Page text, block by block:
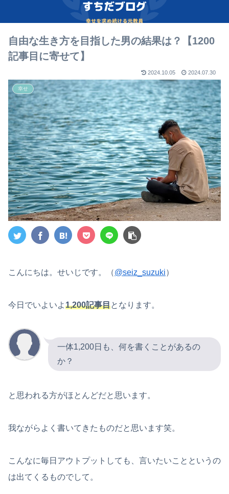
自由な生き方を目指した男の結果は？【1200
記事目に寄せて】
2024.10.05 2024.07.30
幸せ
こんにちは。せいじです。（@seiz_suzuki）
今日でいよいよ1,200記事目となります。
一体1,200日も、何を書くことがあるの
か？
と思われる方がほとんどだと思います。
我ながらよく書いてきたものだと思います笑。
こんなに毎日アウトプットしても、言いたいことというの
は出てくるものでして。